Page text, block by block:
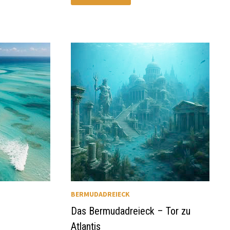
HINTER
BERMUDADREIECK
Das Bermudadreieck – Tor zu
Atlantis